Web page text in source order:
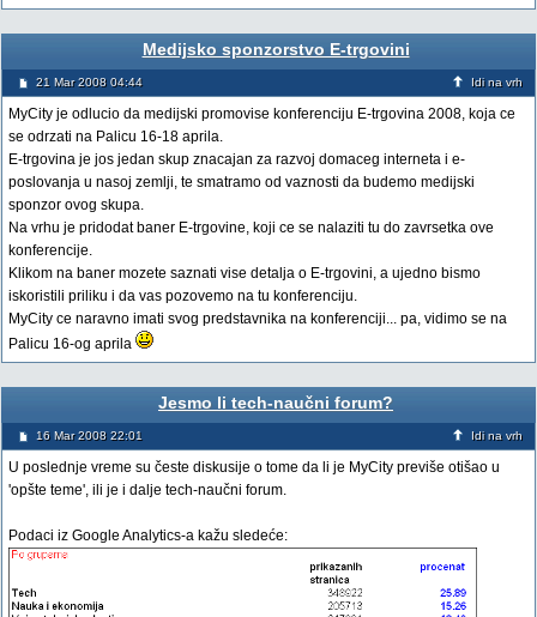
Medijsko sponzorstvo E-trgovini
21 Mar 2008 04:44 Idi na vrh
MyCity je odlucio da medijski promovise konferenciju E-trgovina 2008, koja ce
se odrzati na Palicu 16-18 aprila.
E-trgovina je jos jedan skup znacajan za razvoj domaceg interneta i e-
poslovanja u nasoj zemlji, te smatramo od vaznosti da budemo medijski
sponzor ovog skupa.
Na vrhu je pridodat baner E-trgovine, koji ce se nalaziti tu do zavrsetka ove
konferencije.
Klikom na baner mozete saznati vise detalja o E-trgovini, a ujedno bismo
iskoristili priliku i da vas pozovemo na tu konferenciju.
MyCity ce naravno imati svog predstavnika na konferenciji... pa, vidimo se na
Palicu 16-og aprila
Jesmo li tech-naučni forum?
16 Mar 2008 22:01 Idi na vrh
U poslednje vreme su česte diskusije o tome da li je MyCity previše otišao u
'opšte teme', ili je i dalje tech-naučni forum.
Podaci iz Google Analytics-a kažu sledeće: